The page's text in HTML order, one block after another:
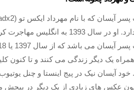
32 سال سن دارد. او در سال
همراه یک دیگر زندگی می کنند و تا کنون
خود آیسان نیک در پیج اینستا و چنل
عکس های زیادی از یک دیگر در پیجش